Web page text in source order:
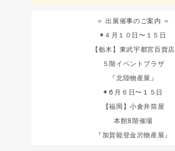
＝ 出展催事のご案内 ＝
◉４月１０日〜１５日
【栃木】東武宇都宮百貨店
５階イベントプラザ
『北陸物産展』
◉６月６日〜１５日
【福岡】小倉井筒屋
本館8階催場
『加賀能登金沢物産展』